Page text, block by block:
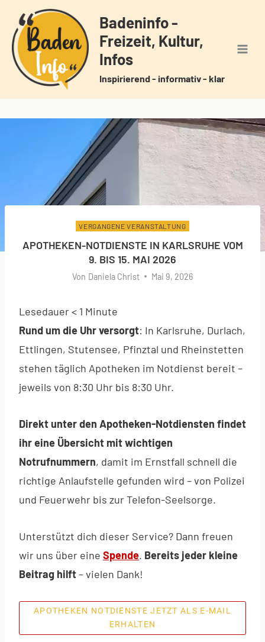
Inhalt
springen
Badeninfo -
Freizeit, Kultur,
Infos
Inspirierend - informativ - klar
VERGANGENE VERANSTALTUNG
APOTHEKEN-NOTDIENSTE IN KARLSRUHE VOM
9. BIS 15. MAI 2026
Von Daniela Christ Mai 9, 2026
Lesedauer< 1 Minute
Rund um die Uhr versorgt: In Karlsruhe, Durlach,
Ettlingen, Stutensee, Pfinztal und Rheinstetten
stehen täglich Apotheken im Notdienst bereit –
jeweils von 8:30 Uhr bis 8:30 Uhr.
Direkt unter den Apotheken-Notdiensten findet
ihr eine Übersicht mit wichtigen
Notrufnummern, damit im Ernstfall schnell die
richtige Anlaufstelle gefunden wird – von Polizei
und Feuerwehr bis zur Telefon-Seelsorge.
Unterstützt dich dieser Service? Dann freuen
wir uns über eine Spende. Bereits jeder kleine
Beitrag hilft– vielen Dank!
APOTHEKEN NOTDIENSTE JETZT ALS E-MAIL
ERHALTEN